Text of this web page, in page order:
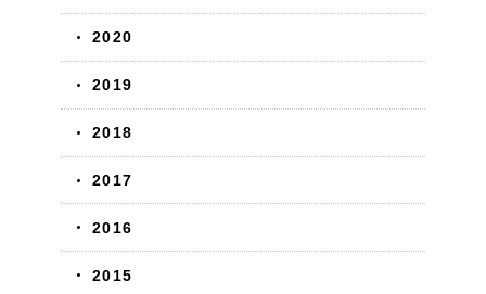
2020
2019
2018
2017
2016
2015